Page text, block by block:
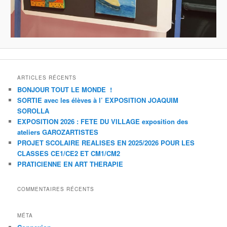
ARTICLES RÉCENTS
BONJOUR TOUT LE MONDE !
SORTIE avec les élèves à l’ EXPOSITION JOAQUIM
SOROLLA
EXPOSITION 2026 : FETE DU VILLAGE exposition des
ateliers GAROZARTISTES
PROJET SCOLAIRE REALISES EN 2025/2026 POUR LES
CLASSES CE1/CE2 ET CM1/CM2
PRATICIENNE EN ART THERAPIE
COMMENTAIRES RÉCENTS
MÉTA